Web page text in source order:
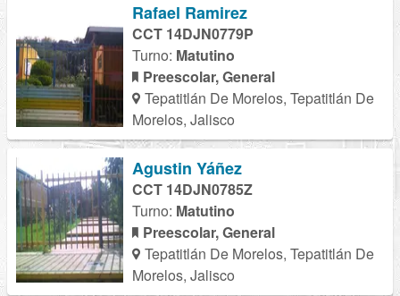
Rafael Ramirez
CCT 14DJN0779P
Turno: Matutino
Preescolar, General
Tepatitlán De Morelos, Tepatitlán De
Morelos, Jalisco
Agustin Yáñez
CCT 14DJN0785Z
Turno: Matutino
Preescolar, General
Tepatitlán De Morelos, Tepatitlán De
Morelos, Jalisco